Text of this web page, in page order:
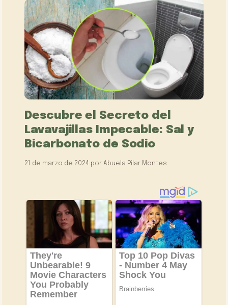
Descubre el Secreto del
Lavavajillas Impecable: Sal y
Bicarbonato de Sodio
21 de marzo de 2024 porAbuela Pilar Montes